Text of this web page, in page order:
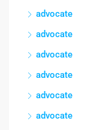
advocate
advocate
advocate
advocate
advocate
advocate